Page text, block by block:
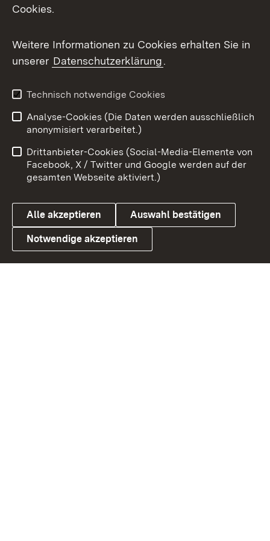
X / Twitter
Youtube
Link zum Landesportal
Impressum
Kontakt
Barrierefreiheit
Datenschutz
Cookies
Cookies.
Weitere Informationen zu Cookies erhalten Sie in
unserer Datenschutzerklärung.
Technisch notwendige Cookies
Analyse-Cookies (Die Daten werden ausschließlich
anonymisiert verarbeitet.)
Drittanbieter-Cookies (Social-Media-Elemente von
Facebook, X / Twitter und Google werden auf der
gesamten Webseite aktiviert.)
Alle akzeptieren Auswahl bestätigen
Notwendige akzeptieren